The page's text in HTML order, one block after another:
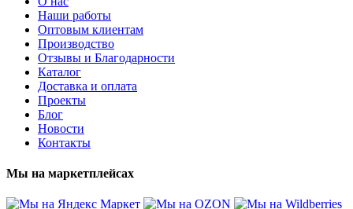
Наши работы
Оптовым клиентам
Производство
Отзывы и Благодарности
Каталог
Доставка и оплата
Проекты
Блог
Новости
Контакты
Мы на маркетплейсах